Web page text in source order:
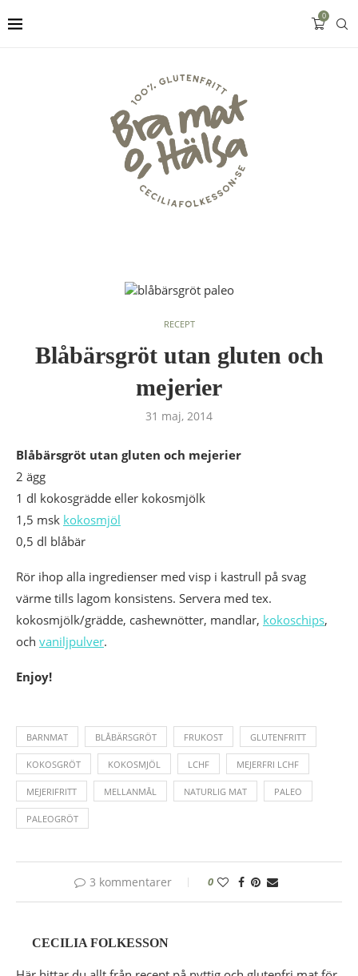
0
RECEPT
Blåbärsgröt utan gluten och
mejerier
31 maj, 2014
Blåbärsgröt utan gluten och mejerier
2 ägg
1 dl kokosgrädde eller kokosmjölk
1,5 msk kokosmjöl
0,5 dl blåbär
Rör ihop alla ingredienser med visp i kastrull på svag
värme tills lagom konsistens. Servera med tex.
kokosmjölk/grädde, cashewnötter, mandlar, kokoschips,
och vaniljpulver.
Enjoy!
BARNMAT BLÅBÄRSGRÖT FRUKOST GLUTENFRITT
KOKOSGRÖT KOKOSMJÖL LCHF MEJERFRI LCHF
MEJERIFRITT MELLANMÅL NATURLIG MAT PALEO
PALEOGRÖT
3 kommentarer 0
CECILIA FOLKESSON